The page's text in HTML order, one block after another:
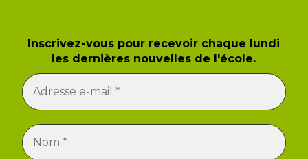
Inscrivez-vous pour recevoir chaque lundi
les dernières nouvelles de l'école.